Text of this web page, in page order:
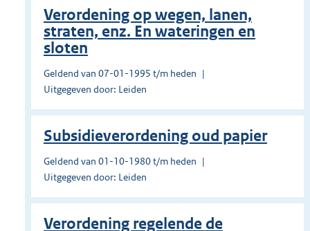
Verordening op wegen, lanen,
straten, enz. En wateringen en
sloten
Geldend van 07-01-1995 t/m heden
Uitgegeven door: Leiden
Subsidieverordening oud papier
Geldend van 01-10-1980 t/m heden
Uitgegeven door: Leiden
Verordening regelende de